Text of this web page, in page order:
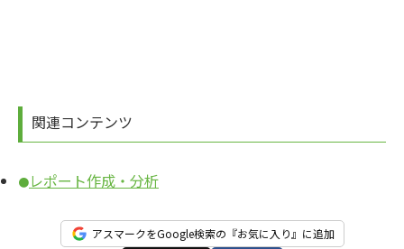
関連コンテンツ
●レポート作成・分析
アスマークをGoogle検索の『お気に入り』に追加